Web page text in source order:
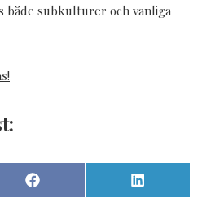
både subkulturer och vanliga
Dela
på
Facebook Dela
på
LinkedIn